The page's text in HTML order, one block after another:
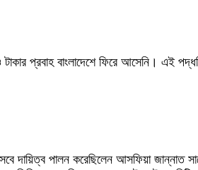
প্রবাহ বাংলাদেশে ফিরে আসেনি। এই
দায়িত্ব পালন করেছিলেন আসফিয়া জান্নাত